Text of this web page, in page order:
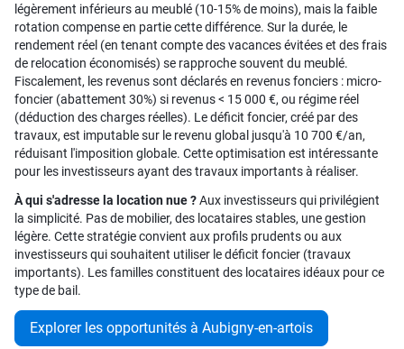
légèrement inférieurs au meublé (10-15% de moins), mais la faible
rotation compense en partie cette différence. Sur la durée, le
rendement réel (en tenant compte des vacances évitées et des frais
de relocation économisés) se rapproche souvent du meublé.
Fiscalement, les revenus sont déclarés en revenus fonciers : micro-
foncier (abattement 30%) si revenus < 15 000 €, ou régime réel
(déduction des charges réelles). Le déficit foncier, créé par des
travaux, est imputable sur le revenu global jusqu'à 10 700 €/an,
réduisant l'imposition globale. Cette optimisation est intéressante
pour les investisseurs ayant des travaux importants à réaliser.
À qui s'adresse la location nue ?Aux investisseurs qui privilégient
la simplicité. Pas de mobilier, des locataires stables, une gestion
légère. Cette stratégie convient aux profils prudents ou aux
investisseurs qui souhaitent utiliser le déficit foncier (travaux
importants). Les familles constituent des locataires idéaux pour ce
type de bail.
Explorer les opportunités à Aubigny-en-artois